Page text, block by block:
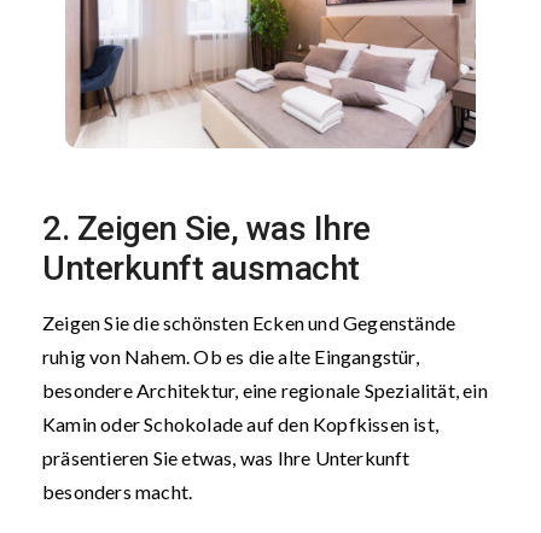
2. Zeigen Sie, was Ihre
Unterkunft ausmacht
Zeigen Sie die schönsten Ecken und Gegenstände
ruhig von Nahem. Ob es die alte Eingangstür,
besondere Architektur, eine regionale Spezialität, ein
Kamin oder Schokolade auf den Kopfkissen ist,
präsentieren Sie etwas, was Ihre Unterkunft
besonders macht.